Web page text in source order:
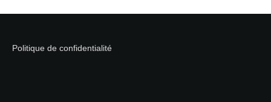
Politique de confidentialité